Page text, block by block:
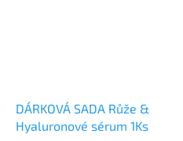
DÁRKOVÁ SADA Růže &
Hyaluronové sérum 1Ks